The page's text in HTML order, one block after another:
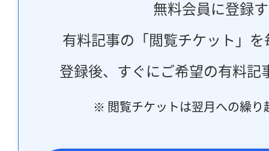
無料会員に登録
有料記事の「閲覧チケット」
登録後、すぐにご希望の有料記
※ 閲覧チケットは翌月への繰り